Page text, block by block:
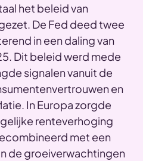
het beleid van
De Fed deed twee
in een daling van
Dit beleid werd mede
signalen vanuit de
en
In Europa zorgde
renteverhoging
met een
de groeiverwachtingen